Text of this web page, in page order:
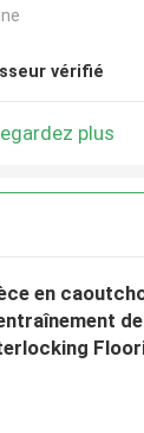
vérifié
plus
en